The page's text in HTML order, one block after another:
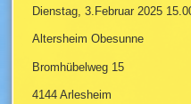
Dienstag, 3.Februar 2025
Altersheim Obesunne
Bromhübelweg 15
4144 Arlesheim